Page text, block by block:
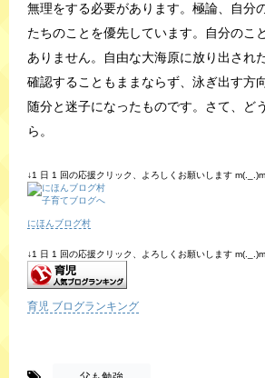
無理をする必要があります。極論、自分
たちのことを優先しています。自分のこ
ありません。自由な大海原に放り出され
確認することもままならず、泳ぎ出す方
随分と迷子になったものです。さて、ど
ら。
↓1 日 1 回の応援クリック、よろしくお願いします m(._.)m
にほんブログ村
↓1 日 1 回の応援クリック、よろしくお願いします m(._.)m
育児 ブログランキング